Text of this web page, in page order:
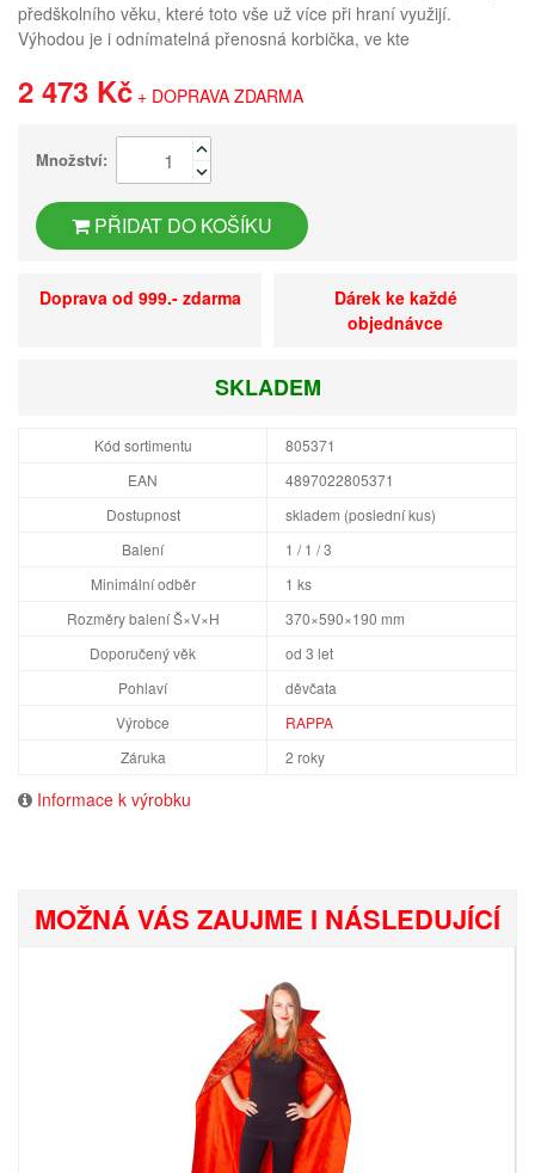
předškolního věku, které toto vše už více při hraní využijí.
Výhodou je i odnímatelná přenosná korbička, ve kte
2 473 Kč + DOPRAVA ZDARMA
Množství:
PŘIDAT DO KOŠÍKU
Doprava od 999.- zdarma
Dárek ke každé
objednávce
SKLADEM
Kód sortimentu
805371
EAN
4897022805371
Dostupnost
skladem (poslední kus)
Balení
1 / 1 / 3
Minimální odběr
1 ks
Rozměry balení Š×V×H
370×590×190 mm
Doporučený věk
od 3 let
Pohlaví
děvčata
Výrobce
RAPPA
Záruka
2 roky
Informace k výrobku
MOŽNÁ VÁS ZAUJME I NÁSLEDUJÍCÍ